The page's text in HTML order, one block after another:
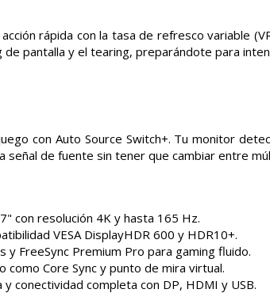
rápida con la tasa de refresco variable
pantalla y el tearing, preparándote para
con Auto Source Switch+. Tu monitor
señal de fuente sin tener que cambiar entre
con resolución 4K y hasta 165 Hz.
VESA DisplayHDR 600 y HDR10+.
FreeSync Premium Pro para gaming fluido.
como Core Sync y punto de mira virtual.
conectividad completa con DP, HDMI y USB.